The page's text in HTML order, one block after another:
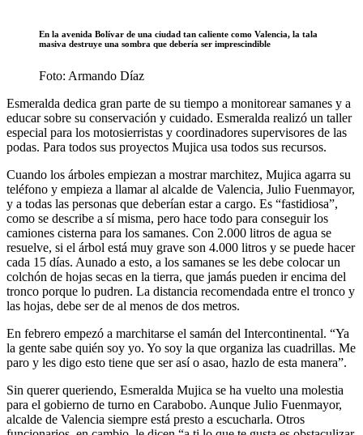
En la avenida Bolívar de una ciudad tan caliente como Valencia, la tala
masiva destruye una sombra que debería ser imprescindible
Foto: Armando Díaz
Esmeralda dedica gran parte de su tiempo a monitorear samanes y a
educar sobre su conservación y cuidado. Esmeralda realizó un taller
especial para los motosierristas y coordinadores supervisores de las
podas. Para todos sus proyectos Mujica usa todos sus recursos.
Cuando los árboles empiezan a mostrar marchitez, Mujica agarra su
teléfono y empieza a llamar al alcalde de Valencia, Julio Fuenmayor,
y a todas las personas que deberían estar a cargo. Es “fastidiosa”,
como se describe a sí misma, pero hace todo para conseguir los
camiones cisterna para los samanes. Con 2.000 litros de agua se
resuelve, si el árbol está muy grave son 4.000 litros y se puede hacer
cada 15 días. Aunado a esto, a los samanes se les debe colocar un
colchón de hojas secas en la tierra, que jamás pueden ir encima del
tronco porque lo pudren. La distancia recomendada entre el tronco y
las hojas, debe ser de al menos de dos metros.
En febrero empezó a marchitarse el samán del Intercontinental. “Ya
la gente sabe quién soy yo. Yo soy la que organiza las cuadrillas. Me
paro y les digo esto tiene que ser así o asao, hazlo de esta manera”.
Sin querer queriendo, Esmeralda Mujica se ha vuelto una molestia
para el gobierno de turno en Carabobo. Aunque Julio Fuenmayor,
alcalde de Valencia siempre está presto a escucharla. Otros